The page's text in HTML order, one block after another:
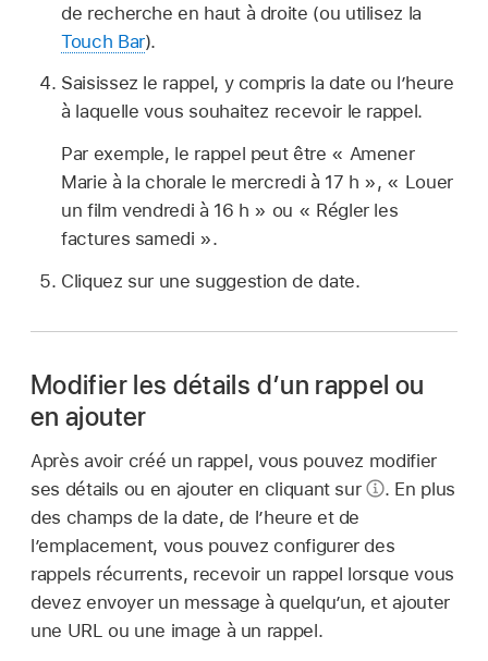
de recherche en haut à droite (ou utilisez la
Touch Bar).
Saisissez le rappel, y compris la date ou l’heure
à laquelle vous souhaitez recevoir le rappel.
Par exemple, le rappel peut être « Amener
Marie à la chorale le mercredi à 17 h », « Louer
un film vendredi à 16 h » ou « Régler les
factures samedi ».
Cliquez sur une suggestion de date.
Modifier les détails d’un rappel ou
en ajouter
Après avoir créé un rappel, vous pouvez modifier
ses détails ou en ajouter en cliquant sur
. En plus
des champs de la date, de l’heure et de
l’emplacement, vous pouvez configurer des
rappels récurrents, recevoir un rappel lorsque vous
devez envoyer un message à quelqu’un, et ajouter
une URL ou une image à un rappel.